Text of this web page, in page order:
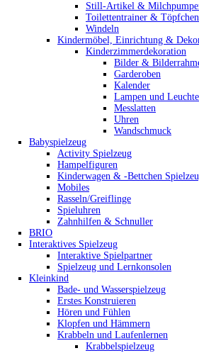
Still-Artikel &
Toilettentrainer & Töpfchen
Windeln
Kindermöbel, Einrichtung &
Kinderzimmerdekoration
Bilder &
Garderoben
Kalender
Lampen und
Messlatten
Uhren
Wandschmuck
Babyspielzeug
Activity Spielzeug
Hampelfiguren
Kinderwagen & -Bettchen
Mobiles
Rasseln/Greiflinge
Spieluhren
Zahnhilfen & Schnuller
BRIO
Interaktives Spielzeug
Interaktive Spielpartner
Spielzeug und Lernkonsolen
Kleinkind
Bade- und Wasserspielzeug
Erstes Konstruieren
Hören und Fühlen
Klopfen und Hämmern
Krabbeln und Laufenlernen
Krabbelspielzeug